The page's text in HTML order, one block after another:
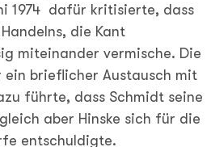
1974 dafür kritisierte, dass
die Kant
miteinander vermische. Die
ein brieflicher Austausch mit
führte, dass Schmidt seine
aber Hinske sich für die
entschuldigte.